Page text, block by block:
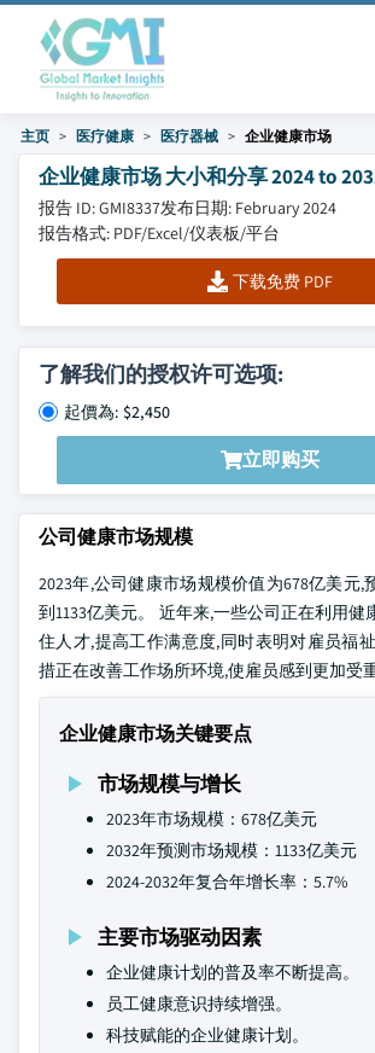
主页 医疗健康 医疗器械 企业健康市场
企业健康市场 大小和分享 2024 to
报告 ID: GMI8337发布日期: February 2024
报告格式: PDF/Excel/仪表板/平台
下载免费 PDF
了解我们的授权许可选项:
起價為: $2,450
立即购买
公司健康市场规模
2023年,公司健康市场规模价值为678亿美元,
到1133亿美元。 近年来,一些公司正在利用健
住人才,提高工作满意度,同时表明对雇员福
措正在改善工作场所环境,使雇员感到更加受
企业健康市场关键要点
市场规模与增长
2023年市场规模：678亿美元
2032年预测市场规模：1133亿美元
2024-2032年复合年增长率：5.7%
主要市场驱动因素
企业健康计划的普及率不断提高。
员工健康意识持续增强。
科技赋能的企业健康计划。